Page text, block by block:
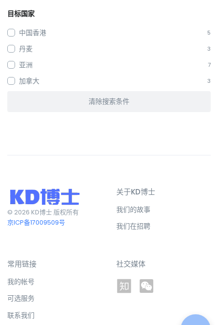
目标国家
中国香港
5
丹麦 3
亚洲 7
加拿大 3
清除搜索条件
© 2026 KD博士 版权所有
京ICP备17009509号
关于KD博士
我们的故事
我们在招聘
常用链接
我的帐号
可选服务
联系我们
社交媒体